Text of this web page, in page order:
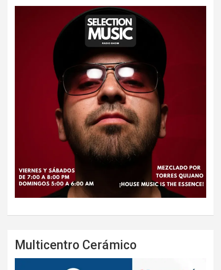
Multicentro Cerámico